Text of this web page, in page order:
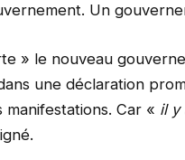
Un
» le nouveau
une déclaration
Car « il y